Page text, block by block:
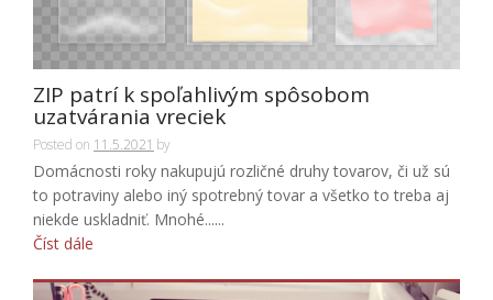
ZIP patrí k spoľahlivým spôsobom
uzatvárania vreciek
Posted on 11.5.2021 by
Domácnosti roky nakupujú rozličné druhy tovarov, či už sú
to potraviny alebo iný spotrebný tovar a všetko to treba aj
niekde uskladniť. Mnohé......
Číst dále